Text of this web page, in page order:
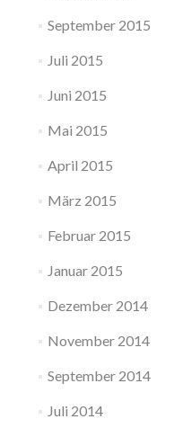
September 2015
Juli 2015
Juni 2015
Mai 2015
April 2015
März 2015
Februar 2015
Januar 2015
Dezember 2014
November 2014
September 2014
Juli 2014